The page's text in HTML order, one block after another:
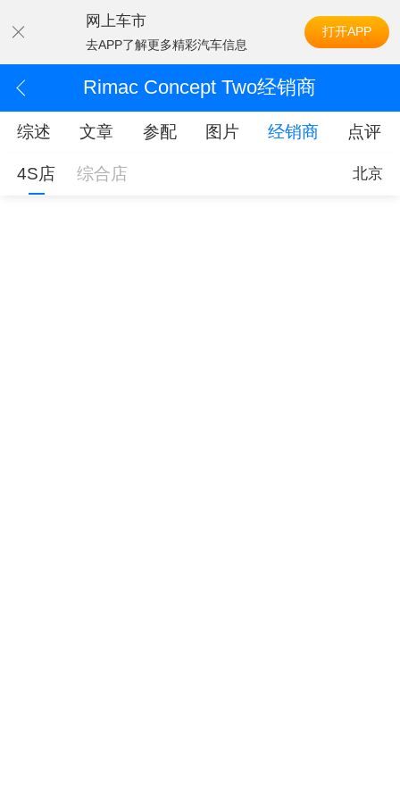
网上车市
去APP了解更多精彩汽车信息
打开APP
Rimac Concept Two经销商
综述 文章 参配 图片 经销商 点评
4S店 综合店 北京